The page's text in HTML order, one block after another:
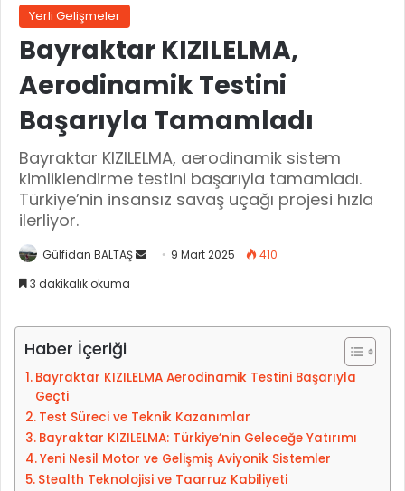
Yerli Gelişmeler
Bayraktar KIZILELMA,
Aerodinamik Testini
Başarıyla Tamamladı
Bayraktar KIZILELMA, aerodinamik sistem
kimliklendirme testini başarıyla tamamladı.
Türkiye’nin insansız savaş uçağı projesi hızla
ilerliyor.
Gülfidan BALTAŞ
o
g
9 Mart 2025
410
3 dakikalık okuma
Haber İçeriği
Bayraktar KIZILELMA Aerodinamik Testini Başarıyla
Geçti
Test Süreci ve Teknik Kazanımlar
Bayraktar KIZILELMA: Türkiye’nin Geleceğe Yatırımı
Yeni Nesil Motor ve Gelişmiş Aviyonik Sistemler
Stealth Teknolojisi ve Taarruz Kabiliyeti